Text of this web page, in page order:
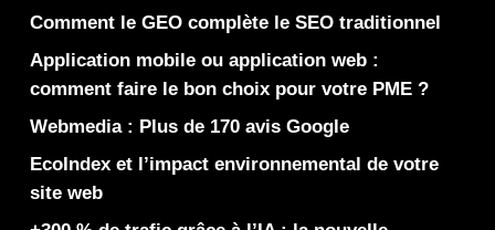
Comment le GEO complète le SEO traditionnel
Application mobile ou application web :
comment faire le bon choix pour votre PME ?
Webmedia : Plus de 170 avis Google
EcoIndex et l’impact environnemental de votre
site web